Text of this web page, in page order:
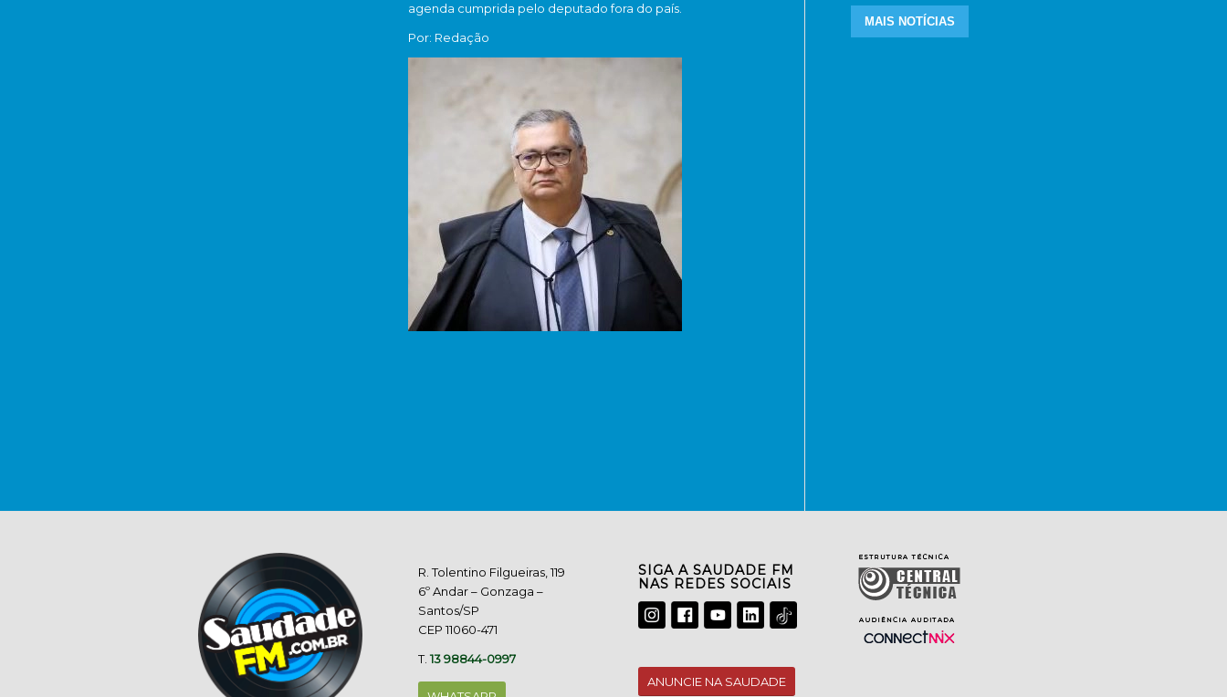
agenda cumprida pelo deputado fora do país.
Por: Redação
MAIS NOTÍCIAS
R. Tolentino Filgueiras, 119
6º Andar – Gonzaga –
Santos/SP
CEP 11060-471
T.13 98844-0997
SIGA A SAUDADE FM
NAS REDES SOCIAIS
ANUNCIE NA SAUDADE